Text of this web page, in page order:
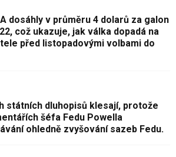
dosáhly v průměru 4 dolarů za galon
což ukazuje, jak válka dopadá na
před listopadovými volbami do
státních dluhopisů klesají, protože
šéfa Fedu Powella
ohledně zvyšování sazeb Fedu.